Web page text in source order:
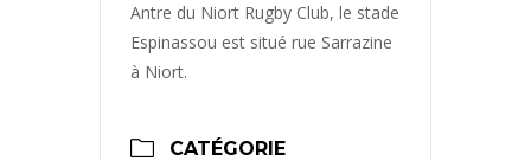
Antre du Niort Rugby Club, le stade
Espinassou est situé rue Sarrazine
à Niort.
CATÉGORIE